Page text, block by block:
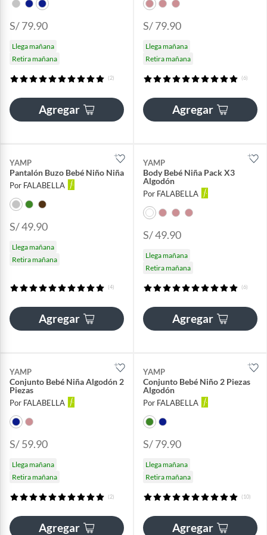
S/ 79.90
Llega mañana
Retira mañana
(2)
Agregar
S/ 79.90
Llega mañana
Retira mañana
(6)
Agregar
YAMP
Pantalón Buzo Bebé Niño Niña
Por FALABELLA
S/ 49.90
Llega mañana
Retira mañana
(4)
Agregar
YAMP
Body Bebé Niña Pack X3
Algodón
Por FALABELLA
S/ 49.90
Llega mañana
Retira mañana
(6)
Agregar
YAMP
Conjunto Bebé Niña Algodón 2
Piezas
Por FALABELLA
S/ 59.90
Llega mañana
Retira mañana
(2)
Agregar
YAMP
Conjunto Bebé Niño 2 Piezas
Algodón
Por FALABELLA
S/ 79.90
Llega mañana
Retira mañana
(10)
Agregar